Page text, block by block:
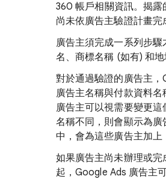
360 帳戶相關資訊。揭
尚未依廣告主驗證計畫完
廣告主須完成一系列步
名、商標名稱 (如有) 和
對於通過驗證的廣告主
廣告主名稱與付款資料
廣告主可以視需要變更
名稱不同，則會顯示為
中，會為這些廣告主加上
如果廣告主尚未辦理或
起，Google Ads 廣告主